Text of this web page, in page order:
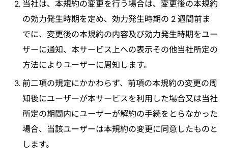
当社は、本規約の変更を行う場合は、変更後の本規約
の効力発生時期を定め、効力発生時期の 2 週間前ま
でに、変更後の本規約の内容及び効力発生時期をユー
ザーに通知、本サービス上への表示その他当社所定の
方法によりユーザーに周知します。
前二項の規定にかかわらず、前項の本規約の変更の周
知後にユーザーが本サービスを利用した場合又は当社
所定の期間内にユーザーが解約の手続をとらなかった
場合、当該ユーザーは本規約の変更に同意したものと
します。